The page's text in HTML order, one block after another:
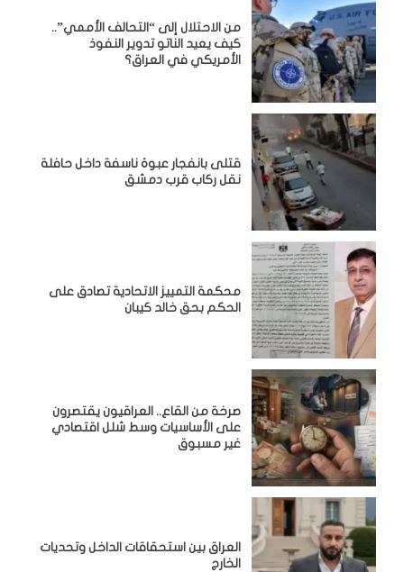
من الاحتلال إلى “التحالف الأممي”..
كيف يعيد الناتو تدوير النفوذ
الأمريكي في العراق؟
قتلى بانفجار عبوة ناسفة داخل حافلة
نقل ركاب قرب دمشق
محكمة التمييز الاتحادية تصادق على
الحكم بحق خالد كيبان
صرخة من القاع.. العراقيون يقتصرون
على الأساسيات وسط شلل اقتصادي
غير مسبوق
‏العراق بين استحقاقات الداخل وتحديات
الخارج